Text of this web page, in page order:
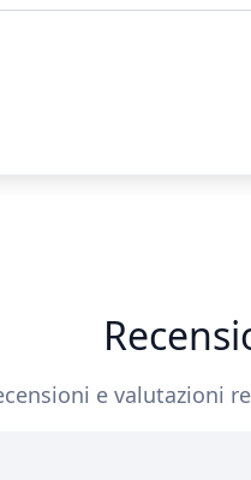
e valutazioni